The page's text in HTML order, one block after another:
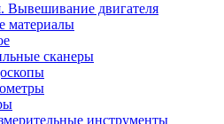
Вывешивание двигателя
материалы
сканеры
инструменты